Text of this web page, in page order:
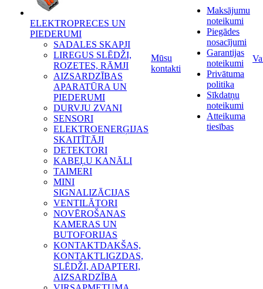
ELEKTROPRECES UN
PIEDERUMI
SADALES SKAPJI
LIREGUS SLĒDŽI,
ROZETES, RĀMJI
AIZSARDZĪBAS
APARATŪRA UN
PIEDERUMI
DURVJU ZVANI
SENSORI
ELEKTROENERĢIJAS
SKAITĪTĀJI
DETEKTORI
KABEĻU KANĀLI
TAIMERI
MINI
SIGNALIZĀCIJAS
VENTILĀTORI
NOVĒROŠANAS
KAMERAS UN
BUTOFORIJAS
KONTAKTDAKŠAS,
KONTAKTLIGZDAS,
SLĒDŽI, ADAPTERI,
AIZSARDZĪBA
Mūsu
kontakti
Maksājumu
noteikumi
Piegādes
nosacījumi
Garantijas
noteikumi
Privātuma
politika
Sīkdatņu
noteikumi
Atteikuma
tiesības